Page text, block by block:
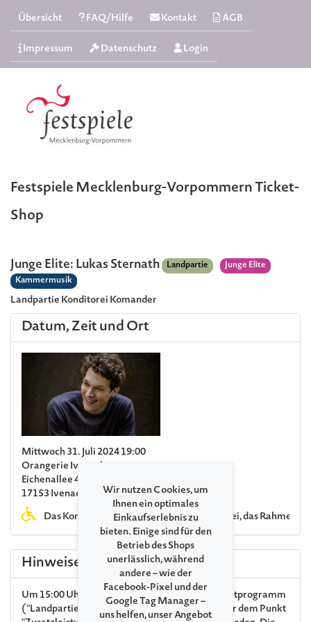
Übersicht FAQ/Hilfe Kontakt AGB
Impressum Datenschutz Login
Festspiele Mecklenburg-Vorpommern Ticket-
Shop
Junge Elite: Lukas Sternath Landpartie
Junge Elite
Kammermusik
Landpartie Konditorei Komander
Datum, Zeit und Ort
Mittwoch 31. Juli 2024 19:00
Orangerie Ivenack
Eichenallee 48
17153 Ivenack
Das Konzert in der Orangerie ist barrierefrei, das
Hinweise
Um 15:00 Uhr findet ein kostenpflichtiges Begleitprogramm
("Landpartie") statt. Karten hierfür können unter dem Punkt
Wir nutzen Cookies, um
Ihnen ein optimales
Einkaufserlebnis zu
bieten. Einige sind für den
Betrieb des Shops
unerlässlich, während
andere – wie der
Facebook-Pixel und der
Google Tag Manager –
uns helfen, unser Angebot